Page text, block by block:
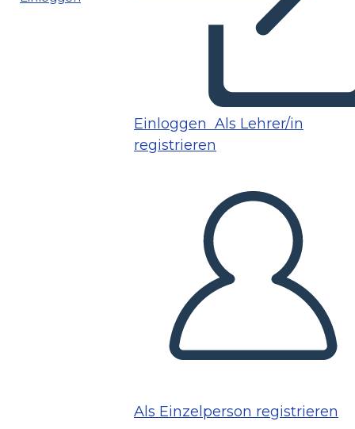
Einloggen Als Lehrer/in
registrieren
Als Einzelperson registrieren